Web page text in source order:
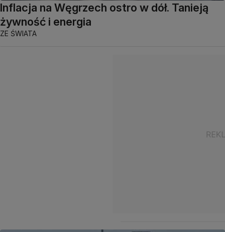
Inflacja na Węgrzech ostro w dół. Tanieją
żywność i energia
ZE ŚWIATA